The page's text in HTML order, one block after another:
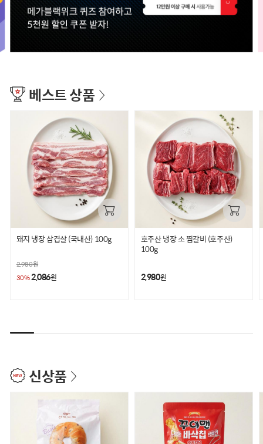
베스트 상품
돼지 냉장 삼겹살 (국내산) 100g
2,980원
30%2,086원
호주산 냉장 소 찜갈비 (호주산)
100g
2,980원
신상품